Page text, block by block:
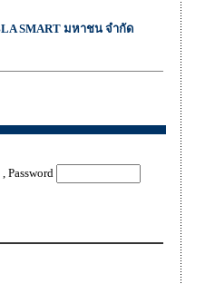
SMART มหาชน จำกัด
, Password